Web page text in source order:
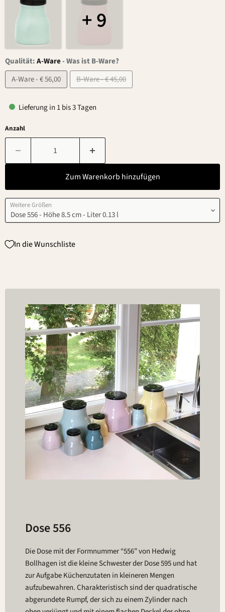
+ 9
Qualität:A-Ware-Was ist B-Ware?
A-Ware - € 56,00
B-Ware - € 45,00
Lieferung in 1 bis 3 Tagen
Anzahl
Zum Warenkorb hinzufügen
Weitere Größen
In die Wunschliste
Dose 556
Die Dose mit der Formnummer “556” von Hedwig
Bollhagen ist die kleine Schwester der Dose 595 und hat
zur Aufgabe Küchenzutaten in kleineren Mengen
aufzubewahren. Charakteristisch sind der quadratische
abgerundete Rumpf, der sich zu einem Zylinder nach